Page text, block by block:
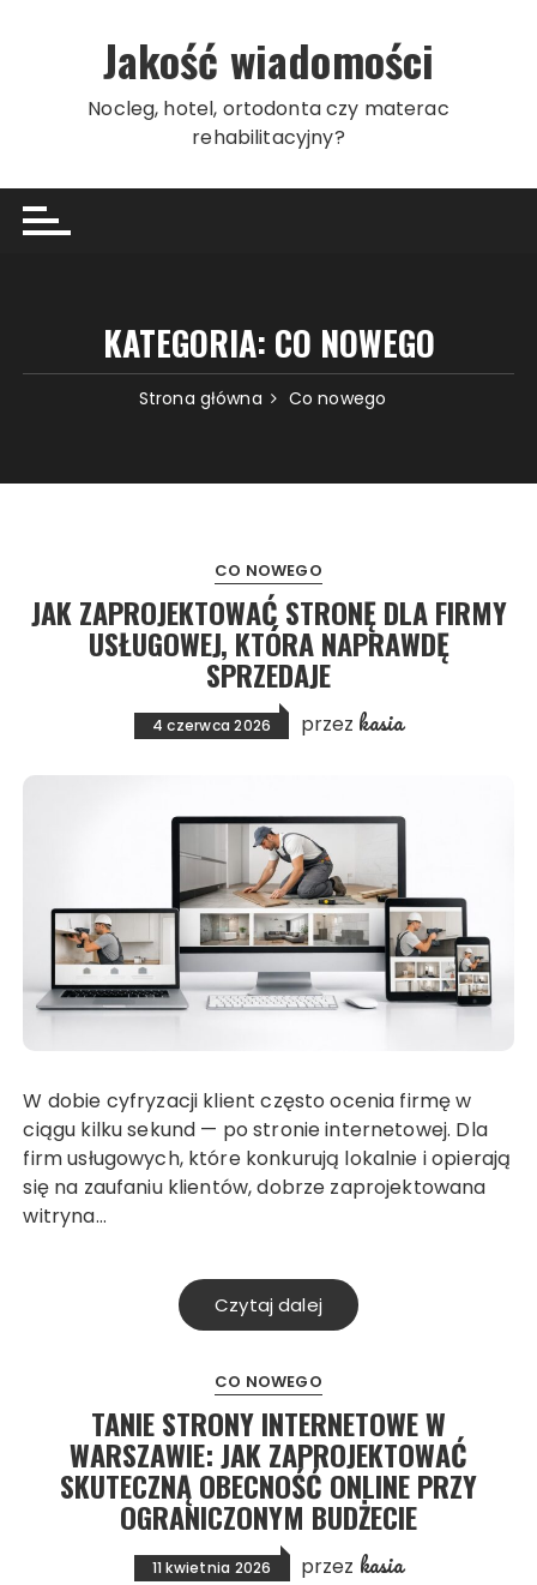
Jakość wiadomości
Nocleg, hotel, ortodonta czy materac
rehabilitacyjny?
KATEGORIA: CO NOWEGO
Strona główna Co nowego
CO NOWEGO
JAK ZAPROJEKTOWAĆ STRONĘ DLA FIRMY
USŁUGOWEJ, KTÓRA NAPRAWDĘ
SPRZEDAJE
4 czerwca 2026 przez kasia
W dobie cyfryzacji klient często ocenia firmę w
ciągu kilku sekund — po stronie internetowej. Dla
firm usługowych, które konkurują lokalnie i opierają
się na zaufaniu klientów, dobrze zaprojektowana
witryna…
Czytaj dalej
CO NOWEGO
TANIE STRONY INTERNETOWE W
WARSZAWIE: JAK ZAPROJEKTOWAĆ
SKUTECZNĄ OBECNOŚĆ ONLINE PRZY
OGRANICZONYM BUDŻECIE
11 kwietnia 2026 przez kasia